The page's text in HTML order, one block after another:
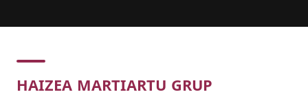
Concert
HAIZEA MARTIARTU GRUP